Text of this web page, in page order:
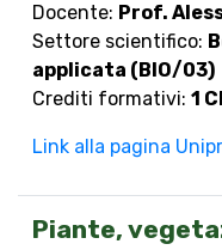
Docente: Prof.
Settore scientifico:
applicata (BIO/03)
Crediti formativi: 1
Link alla pagina
Piante,